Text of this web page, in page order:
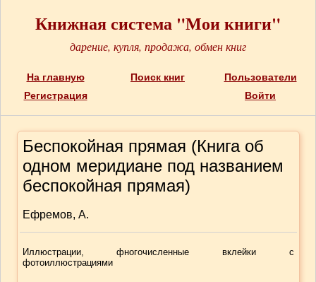
Книжная система "Мои книги"
дарение, купля, продажа, обмен книг
На главную Поиск книг
Пользователи
Регистрация
Войти
Беспокойная прямая (Книга об
одном меридиане под названием
беспокойная прямая)
Ефремов, А.
Иллюстрации, фногочисленные вклейки с
фотоиллюстрациями